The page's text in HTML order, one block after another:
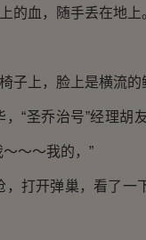
血，随手丢在地上
上，脸上是横流的
圣乔治号”经理胡
～～我的，”
打开弹巢，看了一